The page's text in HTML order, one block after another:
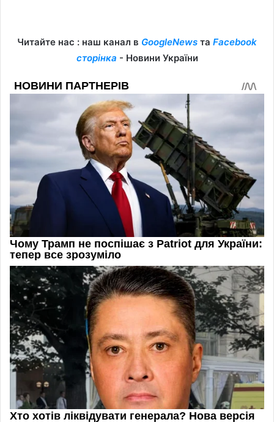
Читайте нас : наш канал в GoogleNews та Facebook
сторінка - Новини України